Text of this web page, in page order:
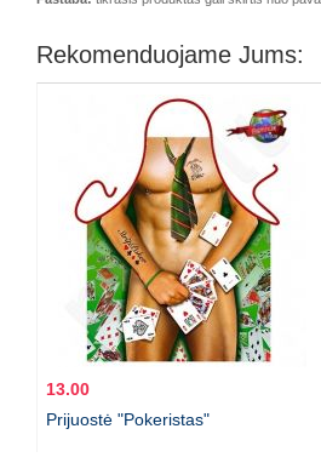
Rekomenduojame Jums:
13.00
Prijuostė "Pokeristas"